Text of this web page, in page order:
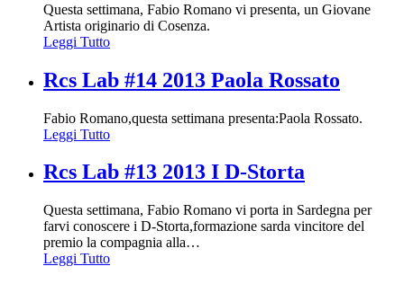
Questa settimana, Fabio Romano vi presenta, un Giovane
Artista originario di Cosenza.
Leggi Tutto
Rcs Lab #14 2013 Paola Rossato
Fabio Romano,questa settimana presenta:Paola Rossato.
Leggi Tutto
Rcs Lab #13 2013 I D-Storta
Questa settimana, Fabio Romano vi porta in Sardegna per
farvi conoscere i D-Storta,formazione sarda vincitore del
premio la compagnia alla…
Leggi Tutto